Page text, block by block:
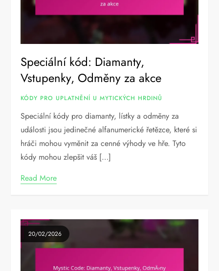
Speciální kód: Diamanty,
Vstupenky, Odměny za akce
KÓDY PRO UPLATNĚNÍ U MYTICKÝCH HRDINŮ
Speciální kódy pro diamanty, lístky a odměny za
události jsou jedinečné alfanumerické řetězce, které si
hráči mohou vyměnit za cenné výhody ve hře. Tyto
kódy mohou zlepšit váš […]
Read More
20/02/2026